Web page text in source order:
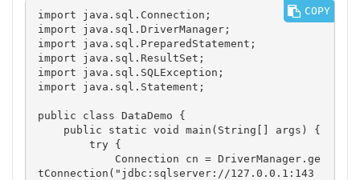
import java.sql.Connection;
import java.sql.DriverManager;
import java.sql.PreparedStatement;
import java.sql.ResultSet;
import java.sql.SQLException;
import java.sql.Statement;
public class DataDemo {
tConnection("jdbc:sqlserver://127.0.0.1:143
COPY